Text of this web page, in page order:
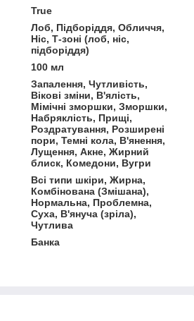
True
Лоб, Підборіддя, Обличчя,
Ніс, Т-зоні (лоб, ніс,
підборіддя)
100 мл
Запалення, Чутливість,
Вікові зміни, В'ялість,
Мімічні зморшки, Зморшки,
Набряклість, Прищі,
Роздратування, Розширені
пори, Темні кола, В'янення,
Лущення, Акне, Жирний
блиск, Комедони, Вугри
Всі типи шкіри, Жирна,
Комбінована (Змішана),
Нормальна, Проблемна,
Суха, В'януча (зріла),
Чутлива
Банка